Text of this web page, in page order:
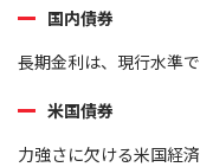
国内債券
長期金利は、現行水準
米国債券
力強さに欠ける米国経